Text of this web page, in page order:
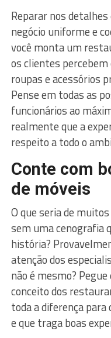
Reparar nos detalhes
negócio uniforme e
você monta um
os clientes
roupas e acessórios
Pense em todas as
funcionários ao
realmente que a
respeito a todo o
Conte com
de móveis
O que seria de
sem uma cenografia
história?
atenção dos
não é mesmo?
conceito dos
toda a diferença
e que traga boas